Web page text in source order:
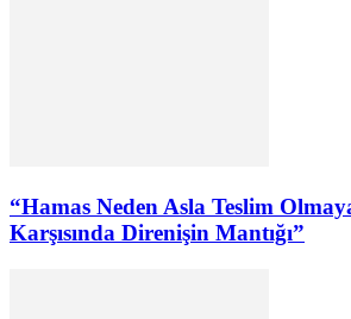
“Hamas Neden Asla Teslim
Karşısında Direnişin Mantığı”